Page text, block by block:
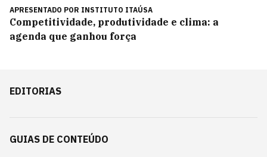
APRESENTADO POR INSTITUTO ITAÚSA
Competitividade, produtividade e clima: a
agenda que ganhou força
EDITORIAS
GUIAS DE CONTEÚDO